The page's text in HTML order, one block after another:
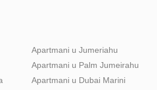
Apartmani u Jumeriahu
Apartmani u Palm Jumeirahu
Apartmani u Dubai Marini